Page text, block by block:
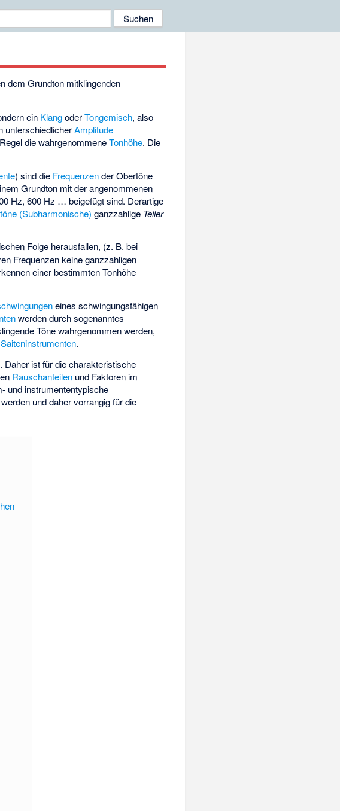
dem Grundton mitklingenden
ein KlangoderTongemisch, also
unterschiedlicherAmplitude
die wahrgenommeneTonhöhe. Die
) sind die Frequenzender Obertöne
Grundton mit der angenommenen
Hz, 600 Hz … beigefügt sind. Derartige
(Subharmonische) ganzzahlige Teiler
Folge herausfallen, (z. B. bei
Frequenzen keine ganzzahligen
einer bestimmten Tonhöhe
eines schwingungsfähigen
werden durch sogenanntes
Töne wahrgenommen werden,
Saiteninstrumenten.
ist für die charakteristische
Rauschanteilen und Faktoren im
und instrumententypische
und daher vorrangig für die